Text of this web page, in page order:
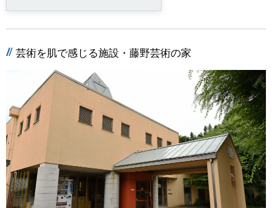
芸術を肌で感じる施設・藤野芸術の家